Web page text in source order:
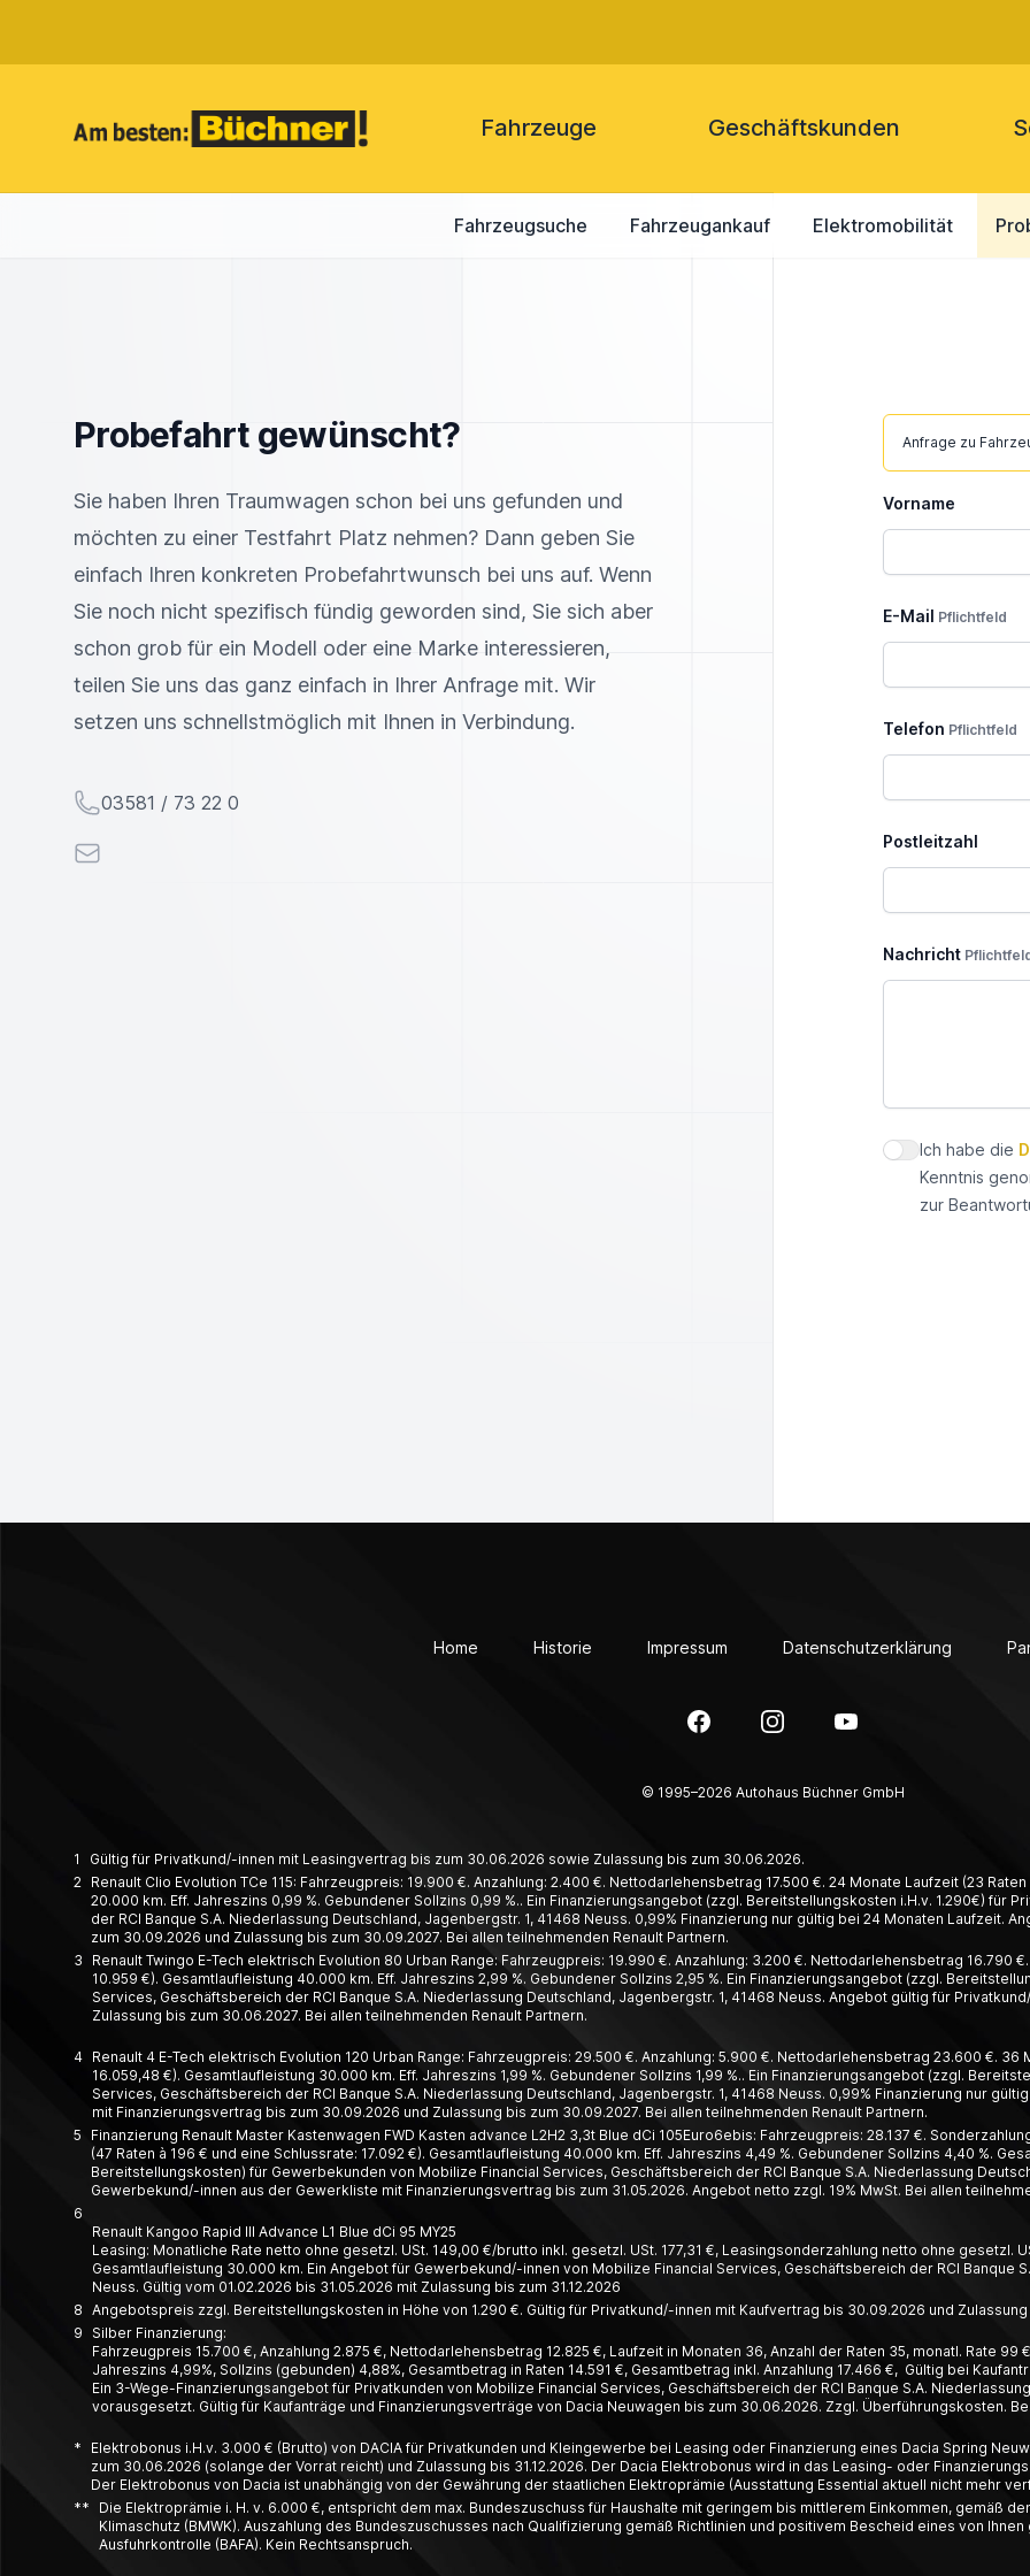
Fahrzeuge Geschäftskunden
Fahrzeugsuche Fahrzeugankauf Elektromobilität
Probefahrt gewünscht?
Sie haben Ihren Traumwagen schon bei uns gefunden und
möchten zu einer Testfahrt Platz nehmen? Dann geben Sie
einfach Ihren konkreten Probefahrtwunsch bei uns auf. Wenn
Sie noch nicht spezifisch fündig geworden sind, Sie sich aber
schon grob für ein Modell oder eine Marke interessieren,
teilen Sie uns das ganz einfach in Ihrer Anfrage mit. Wir
setzen uns schnellstmöglich mit Ihnen in Verbindung.
Telefon
03581 / 73 22 0
E-Mail
Anfrage zu
Vorname
E-Mail Pflichtfeld
Telefon Pflichtfeld
Postleitzahl
Nachricht
Datenschutz
Ich habe die
Kenntnis
zur
Home Historie Impressum Datenschutzerklärung
FacebookInstagramYouTube
© 1995–2026 Autohaus Büchner GmbH
1
Gültig für Privatkund/-innen mit Leasingvertrag bis zum 30.06.2026 sowie Zulassung bis zum 30.06.2026.
2 Renault Clio Evolution TCe 115: Fahrzeugpreis: 19.900 €. Anzahlung: 2.400 €. Nettodarlehensbetrag 17.500 €. 24 Monate Laufzeit (23
20.000 km. Eff. Jahreszins 0,99 %. Gebundener Sollzins 0,99 %.. Ein Finanzierungsangebot (zzgl. Bereitstellungskosten i.H.v. 1.290€) für
der RCI Banque S.A. Niederlassung Deutschland, Jagenbergstr. 1, 41468 Neuss. 0,99% Finanzierung nur gültig bei 24 Monaten Laufzeit.
zum 30.09.2026 und Zulassung bis zum 30.09.2027. Bei allen teilnehmenden Renault Partnern.
3
Renault Twingo E-Tech elektrisch Evolution 80 Urban Range: Fahrzeugpreis: 19.990 €. Anzahlung: 3.200 €. Nettodarlehensbetrag 16.790
10.959 €). Gesamtlaufleistung 40.000 km. Eff. Jahreszins 2,99 %. Gebundener Sollzins 2,95 %. Ein Finanzierungsangebot (zzgl.
Services, Geschäftsbereich der RCI Banque S.A. Niederlassung Deutschland, Jagenbergstr. 1, 41468 Neuss. Angebot gültig für
Zulassung bis zum 30.06.2027. Bei allen teilnehmenden Renault Partnern.
4 Renault 4 E-Tech elektrisch Evolution 120 Urban Range: Fahrzeugpreis: 29.500 €. Anzahlung: 5.900 €. Nettodarlehensbetrag 23.600 €. 36
16.059,48 €). Gesamtlaufleistung 30.000 km. Eff. Jahreszins 1,99 %. Gebundener Sollzins 1,99 %.. Ein Finanzierungsangebot (zzgl.
Services, Geschäftsbereich der RCI Banque S.A. Niederlassung Deutschland, Jagenbergstr. 1, 41468 Neuss. 0,99% Finanzierung nur
mit Finanzierungsvertrag bis zum 30.09.2026 und Zulassung bis zum 30.09.2027. Bei allen teilnehmenden Renault Partnern.
5
Finanzierung Renault Master Kastenwagen FWD Kasten advance L2H2 3,3t Blue dCi 105Euro6ebis: Fahrzeugpreis: 28.137 €.
(47 Raten à 196 € und eine Schlussrate: 17.092 €). Gesamtlaufleistung 40.000 km. Eff. Jahreszins 4,49 %. Gebundener Sollzins 4,40 %.
Bereitstellungskosten) für Gewerbekunden von Mobilize Financial Services, Geschäftsbereich der RCI Banque S.A. Niederlassung
Gewerbekund/-innen aus der Gewerkliste mit Finanzierungsvertrag bis zum 31.05.2026. Angebot netto zzgl. 19% MwSt. Bei allen
6
Renault Kangoo Rapid III Advance L1 Blue dCi 95 MY25
Leasing: Monatliche Rate netto ohne gesetzl. USt. 149,00 €/brutto inkl. gesetzl. USt. 177,31 €, Leasing­­sonder­zahlung netto ohne gesetzl.
Gesamt­laufleistung 30.000 km. Ein Angebot für Gewerbe­kund/-innen von Mobilize Financial Services, Geschäfts­bereich der RCI Banque
Neuss. Gültig vom 01.02.2026 bis 31.05.2026 mit Zulassung bis zum 31.12.2026
8 Angebotspreis zzgl. Bereitstellungskosten in Höhe von 1.290 €. Gültig für Privatkund/-innen mit Kaufvertrag bis 30.09.2026 und
9
Silber Finanzierung:
Fahrzeugpreis 15.700 €, Anzahlung 2.875 €, Nettodarlehensbetrag 12.825 €, Laufzeit in Monaten 36, Anzahl der Raten 35, monatl. Rate 99
Jahreszins 4,99%, Sollzins (gebunden) 4,88%, Gesamtbetrag in Raten 14.591 €, Gesamtbetrag inkl. Anzahlung 17.466 €, Gültig bei
Ein 3-Wege-Finanzierungsangebot für Privatkunden von Mobilize Financial Services, Geschäftsbereich der RCI Banque S.A.
vorausgesetzt. Gültig für Kaufanträge und Finanzierungsverträge von Dacia Neuwagen bis zum 30.06.2026. Zzgl. Überführungskosten.
*
Elektrobonus i.H.v. 3.000 € (Brutto) von DACIA für Privatkunden und Kleingewerbe bei Leasing oder Finanzierung eines Dacia Spring
zum 30.06.2026 (solange der Vorrat reicht) und Zulassung bis 31.12.2026. Der Dacia Elektrobonus wird in das Leasing- oder
Der Elektrobonus von Dacia ist unabhängig von der Gewährung der staatlichen Elektroprämie (Ausstattung Essential aktuell nicht mehr
**
Die Elektroprämie i. H. v. 6.000 €, entspricht dem max. Bundeszuschuss für Haushalte mit geringem bis mittlerem Einkommen, gemäß
Klimaschutz (BMWK). Auszahlung des Bundeszuschusses nach Qualifizierung gemäß Richtlinien und positivem Bescheid eines von
Ausfuhrkontrolle (BAFA). Kein Rechtsanspruch.